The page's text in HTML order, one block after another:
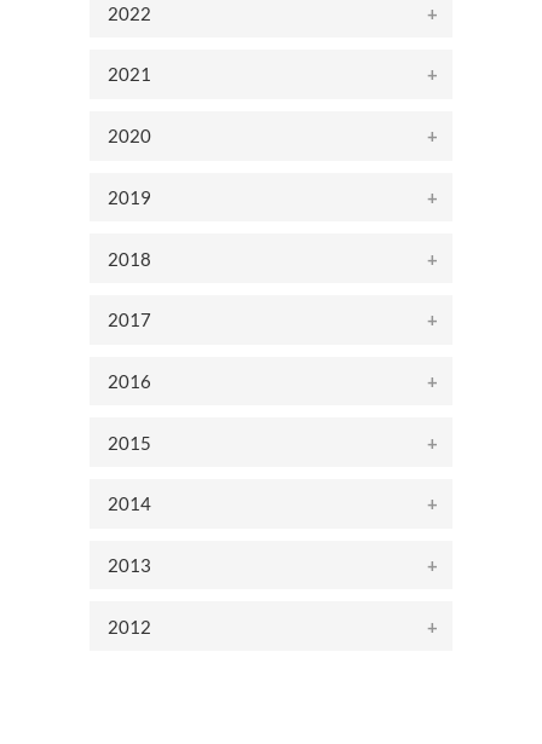
2022
2021
2020
2019
2018
2017
2016
2015
2014
2013
2012